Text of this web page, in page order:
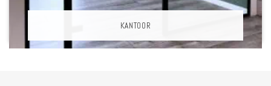
KANTOOR